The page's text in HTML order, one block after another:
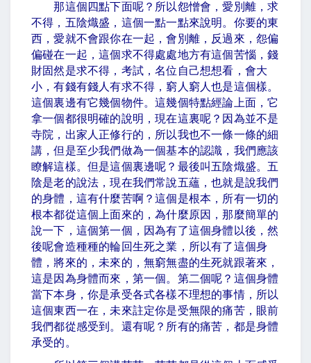
那這個四點下面呢？所以怨憎會，愛別離，求
不得，五陰熾盛，這個一點一點來說明。你要的東
西，愛就不會跟你在一起，會別離，反過來，怨偏
偏碰在一起，這個求不得處處地方有這個苦惱，錢
財固然是求不得，考試，名位自己想想看，會大
小，有錢有錢人有求不得，窮人窮人也是這個樣。
這個裏邊有它幾個物件。這幾個特點經論上面，它
拿一個都很明確的說明，現在這裏呢？因為並不是
寺院，出家人正修行的，所以我也不一條一條的細
講，但是至少我們做為一個基本的認識，我們應該
瞭解這樣。但是這個裏邊呢？最後叫五陰熾盛。五
陰是老的說法，現在我們常說五蘊，也就是說我們
的身體，這有什麼苦啊？這個是根本，所有一切的
根本都從這個上面來的，為什麼原因，那麼簡單的
說一下，這個第一個，因為有了這個身體以後，然
後呢會造種種的輪回生死之業，所以有了這個身
體，將來的，未來的，無窮無盡的生死就跟著來，
這是因為身體而來，第一個。第二個呢？這個身體
當下本身，你是承受各式各樣不理想的事情，所以
這個東西一在，未來註定你是受無限的痛苦，眼前
我們都從感受到。還有呢？所有的痛苦，都是身體
承受的。